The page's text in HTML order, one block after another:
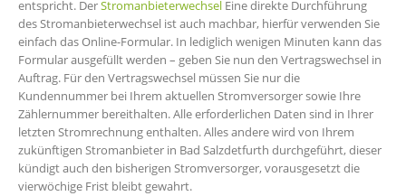
entspricht. DerStromanbieterwechsel Eine direkte Durchführung
des Stromanbieterwechsel ist auch machbar, hierfür verwenden Sie
einfach das Online-Formular. In lediglich wenigen Minuten kann das
Formular ausgefüllt werden – geben Sie nun den Vertragswechsel in
Auftrag. Für den Vertragswechsel müssen Sie nur die
Kundennummer bei Ihrem aktuellen Stromversorger sowie Ihre
Zählernummer bereithalten. Alle erforderlichen Daten sind in Ihrer
letzten Stromrechnung enthalten. Alles andere wird von Ihrem
zukünftigen Stromanbieter in Bad Salzdetfurth durchgeführt, dieser
kündigt auch den bisherigen Stromversorger, vorausgesetzt die
vierwöchige Frist bleibt gewahrt.